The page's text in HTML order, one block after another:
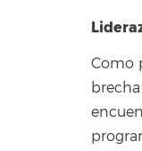
Como